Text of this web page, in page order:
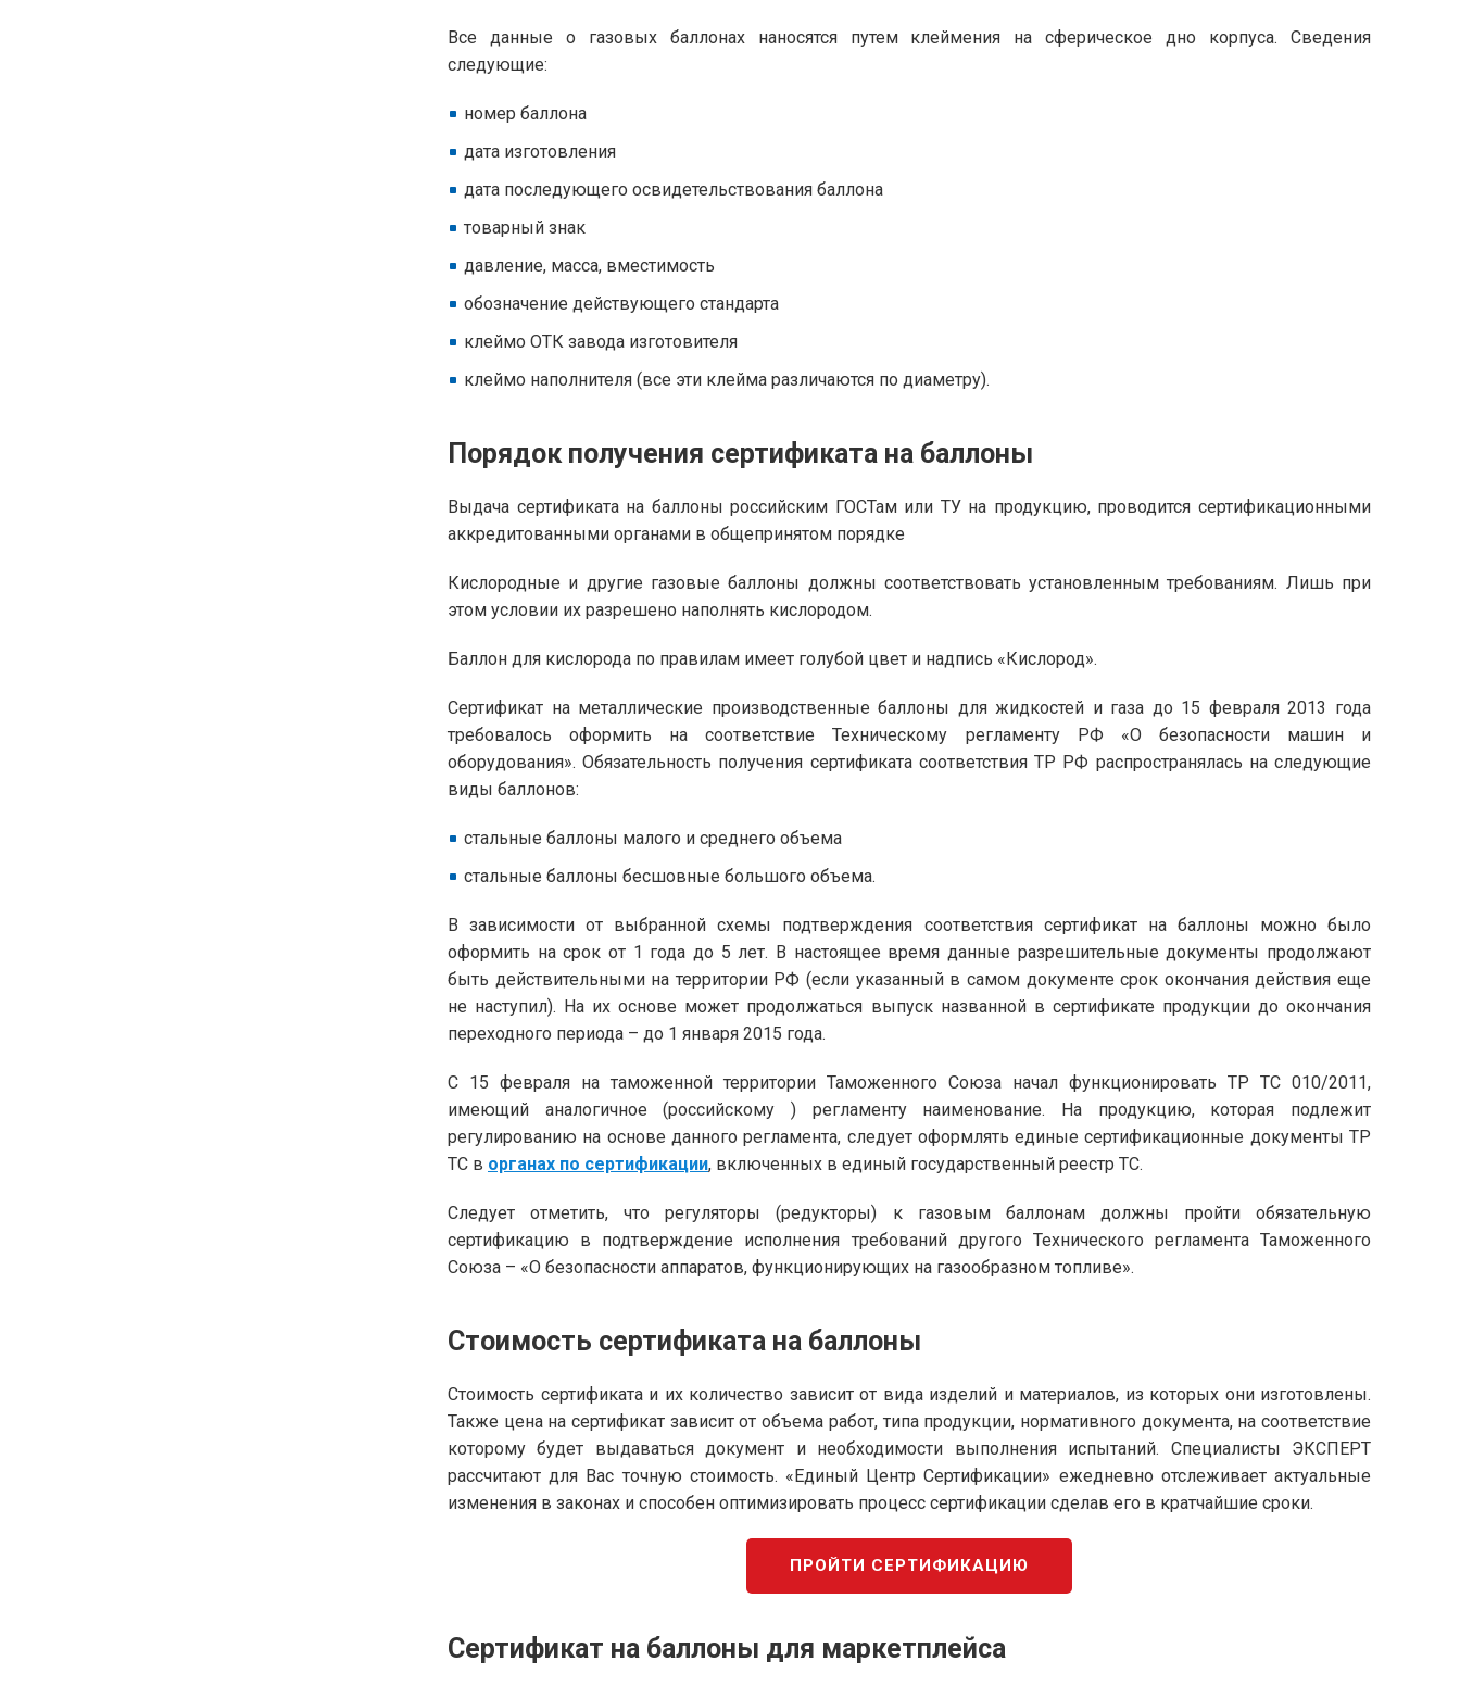
Все данные о газовых баллонах наносятся путем клеймения на сферическое дно корпуса. Сведения
следующие:
номер баллона
дата изготовления
дата последующего освидетельствования баллона
товарный знак
давление, масса, вместимость
обозначение действующего стандарта
клеймо ОТК завода изготовителя
клеймо наполнителя (все эти клейма различаются по диаметру).
Порядок получения сертификата на баллоны
Выдача сертификата на баллоны российским ГОСТам или ТУ на продукцию, проводится сертификационными
аккредитованными органами в общепринятом порядке
Кислородные и другие газовые баллоны должны соответствовать установленным требованиям. Лишь при
этом условии их разрешено наполнять кислородом.
Баллон для кислорода по правилам имеет голубой цвет и надпись «Кислород».
Сертификат на металлические производственные баллоны для жидкостей и газа до 15 февраля 2013 года
требовалось оформить на соответствие Техническому регламенту РФ «О безопасности машин и
оборудования». Обязательность получения сертификата соответствия ТР РФ распространялась на следующие
виды баллонов:
стальные баллоны малого и среднего объема
стальные баллоны бесшовные большого объема.
В зависимости от выбранной схемы подтверждения соответствия сертификат на баллоны можно было
оформить на срок от 1 года до 5 лет. В настоящее время данные разрешительные документы продолжают
быть действительными на территории РФ (если указанный в самом документе срок окончания действия еще
не наступил). На их основе может продолжаться выпуск названной в сертификате продукции до окончания
переходного периода – до 1 января 2015 года.
С 15 февраля на таможенной территории Таможенного Союза начал функционировать ТР ТС 010/2011,
имеющий аналогичное (российскому ) регламенту наименование. На продукцию, которая подлежит
регулированию на основе данного регламента, следует оформлять единые сертификационные документы ТР
ТС в органах по сертификации, включенных в единый государственный реестр ТС.
Следует отметить, что регуляторы (редукторы) к газовым баллонам должны пройти обязательную
сертификацию в подтверждение исполнения требований другого Технического регламента Таможенного
Союза – «О безопасности аппаратов, функционирующих на газообразном топливе».
Стоимость сертификата на баллоны
Стоимость сертификата и их количество зависит от вида изделий и материалов, из которых они изготовлены.
Также цена на сертификат зависит от объема работ, типа продукции, нормативного документа, на соответствие
которому будет выдаваться документ и необходимости выполнения испытаний. Специалисты ЭКСПЕРТ
рассчитают для Вас точную стоимость. «Единый Центр Сертификации» ежедневно отслеживает актуальные
изменения в законах и способен оптимизировать процесс сертификации сделав его в кратчайшие сроки.
ПРОЙТИ СЕРТИФИКАЦИЮ
Сертификат на баллоны для маркетплейса